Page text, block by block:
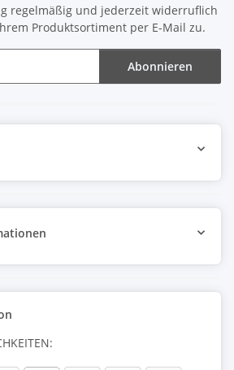
regelmäßig und jederzeit widerruflich
Produktsortiment per E-Mail zu.
Abonnieren